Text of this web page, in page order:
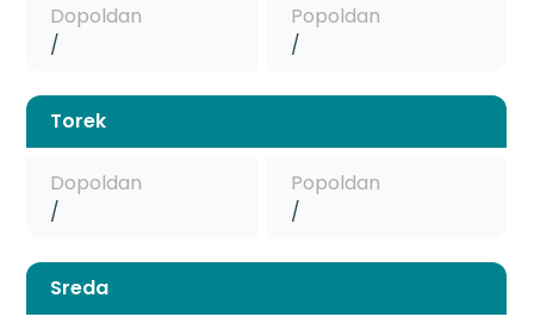
Dopoldan
/
Popoldan
/
Torek
Dopoldan
/
Popoldan
/
Sreda